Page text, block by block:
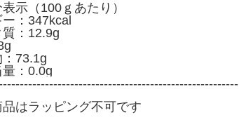
示（100ｇあたり）
：347kcal
：12.9g
73.1g
：0.0g
はラッピング不可です